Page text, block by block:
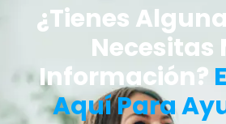
¿Tienes
Necesitas
Información?
Aquí Para